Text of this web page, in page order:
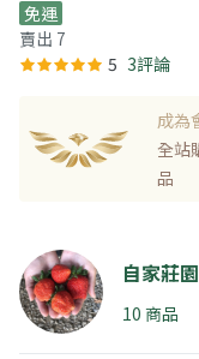
免運
賣出 7
5 3評論
成為
全站
品
自家莊園
10 商品